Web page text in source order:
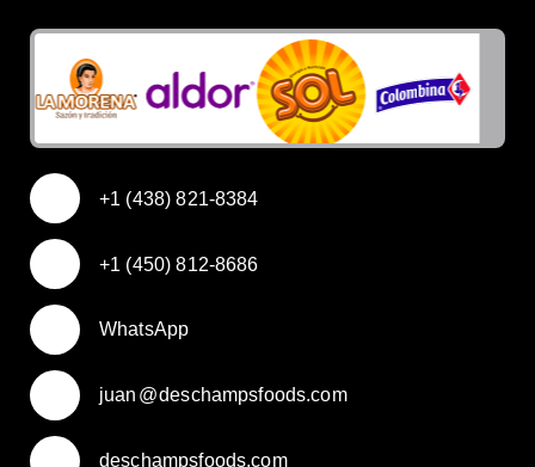
+1 (438) 821-8384
+1 (450) 812-8686
WhatsApp
juan@deschampsfoods.com
deschampsfoods.com